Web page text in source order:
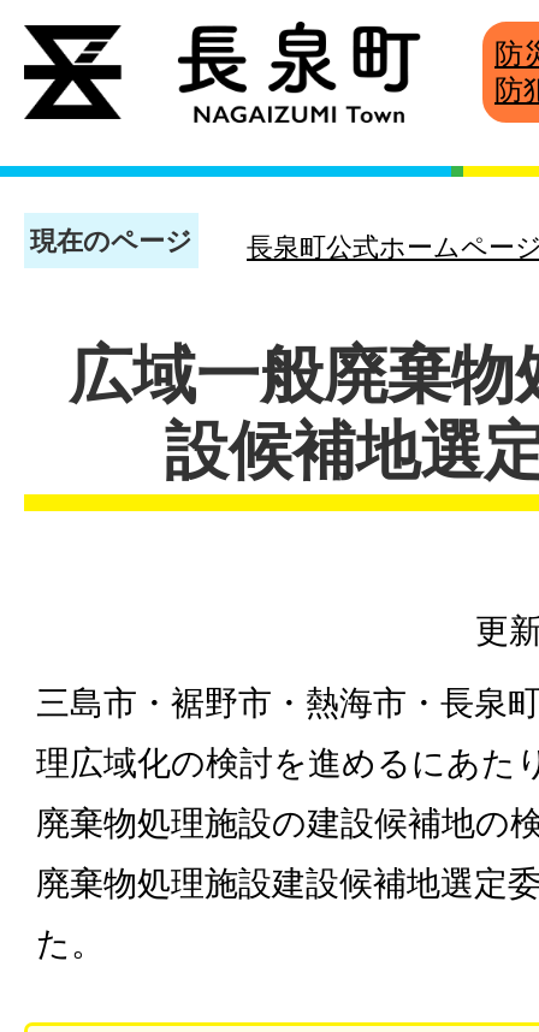
防
防
現在のページ 長泉町公式ホームペー
広域一般廃棄物
設候補地選
更
三島市・裾野市・熱海市・長泉
理広域化の検討を進めるにあた
廃棄物処理施設の建設候補地の
廃棄物処理施設建設候補地選定
た。